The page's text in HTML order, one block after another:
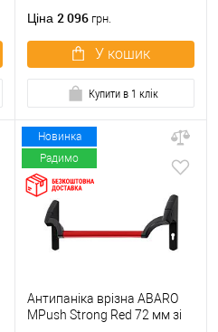
Ціна 2 096 грн.
У кошик
Купити в 1 клік
Новинка
Радимо
Антипаніка врізна ABARO
МPush Strong Red 72 мм зі